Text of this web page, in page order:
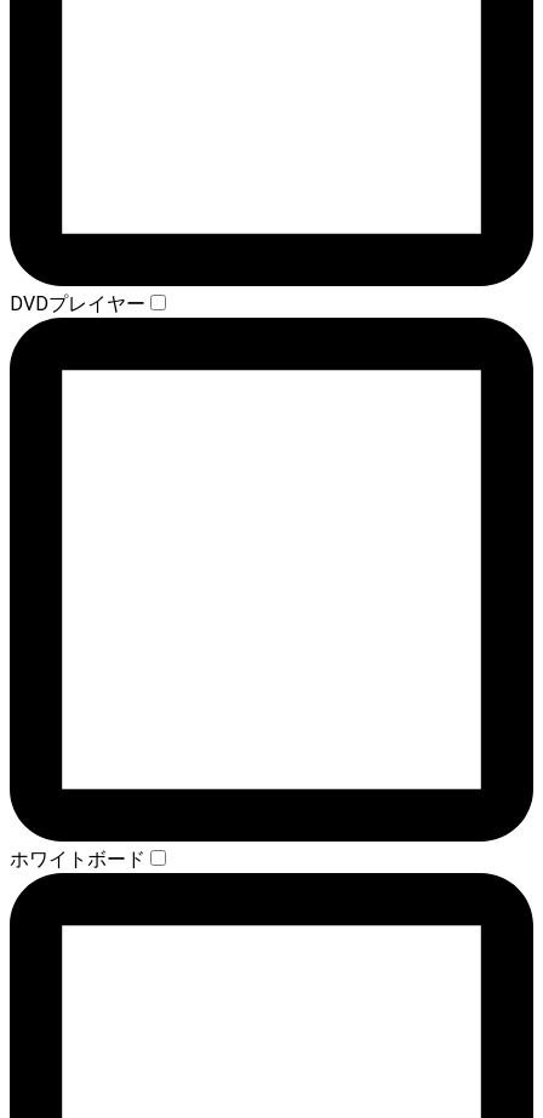
DVDプレイヤー
ホワイトボード